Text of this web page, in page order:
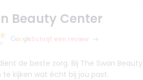
Beauty Center
Schrijf een review
de beste zorg. Bij The Swan
kijken wat écht bij jou past.